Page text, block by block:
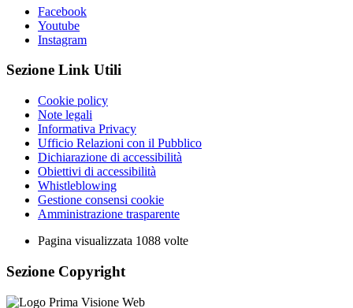
Facebook
Youtube
Instagram
Sezione Link Utili
Cookie policy
Note legali
Informativa Privacy
Ufficio Relazioni con il Pubblico
Dichiarazione di accessibilità
Obiettivi di accessibilità
Whistleblowing
Gestione consensi cookie
Amministrazione trasparente
Pagina visualizzata 1088 volte
Sezione Copyright